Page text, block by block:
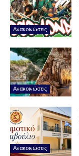
Ανακοινώσεις
Ανακοινώσεις
Ανακοινώσεις